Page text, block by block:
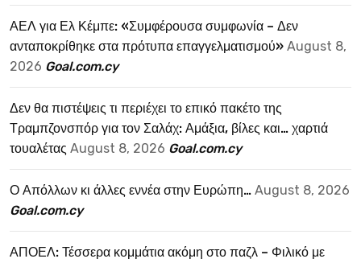
ΑΕΛ για Ελ Κέμπε: «Συμφέρουσα συμφωνία – Δεν
ανταποκρίθηκε στα πρότυπα επαγγελματισμού» August 8,
2026 Goal.com.cy
Δεν θα πιστέψεις τι περιέχει το επικό πακέτο της
Τραμπζονσπόρ για τον Σαλάχ: Αμάξια, βίλες και… χαρτιά
τουαλέτας August 8, 2026 Goal.com.cy
Ο Απόλλων κι άλλες εννέα στην Ευρώπη… August 8, 2026
Goal.com.cy
ΑΠΟΕΛ: Τέσσερα κομμάτια ακόμη στο παζλ – Φιλικό με